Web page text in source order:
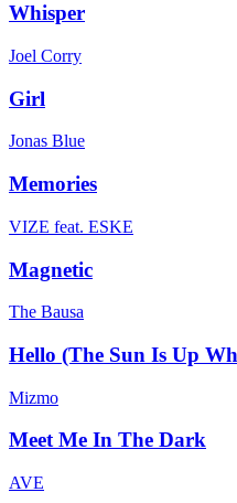
Whisper
Joel Corry
Girl
Jonas Blue
Memories
VIZE feat. ESKE
Magnetic
The Bausa
Hello (The Sun Is Up
Mizmo
Meet Me In The Dark
AVE